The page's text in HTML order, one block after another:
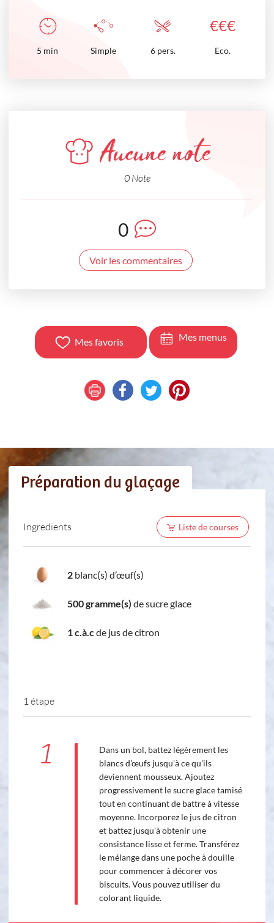
€€€
5 min Simple 6 pers. Eco.
Aucune note
0 Note
0
Voir les commentaires
Mes favoris Mes menus
Préparation du glaçage
Ingredients Liste de courses
2 blanc(s) d’œuf(s)
500 gramme(s) de sucre glace
1 c.à.cde jus de citron
1 étape
1
Dans un bol, battez légèrement les
blancs d'œufs jusqu'à ce qu'ils
deviennent mousseux. Ajoutez
progressivement le sucre glace tamisé
tout en continuant de battre à vitesse
moyenne. Incorporez le jus de citron
et battez jusqu'à obtenir une
consistance lisse et ferme. Transférez
le mélange dans une poche à douille
pour commencer à décorer vos
biscuits. Vous pouvez utiliser du
colorant liquide.